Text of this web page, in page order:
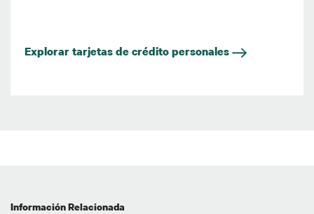
Explorar tarjetas de crédito personales
Información Relacionada